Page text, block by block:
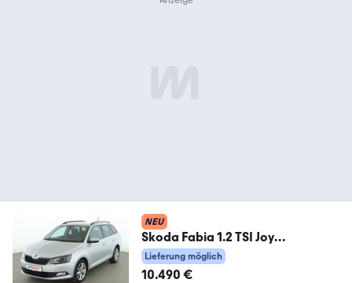
NEU
Skoda Fabia 1.2 TSI Joy
*NAVI*TEMPO*PDC*SHZ*ALU*KLI
MA*
Lieferung möglich
10.490 €